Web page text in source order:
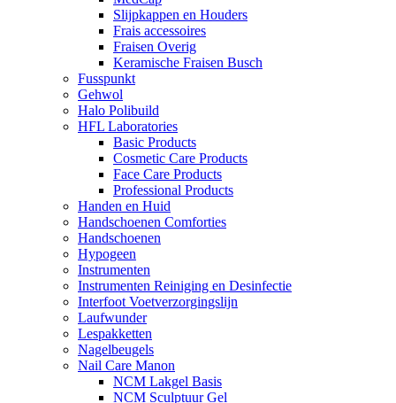
Slijpkappen en Houders
Frais accessoires
Fraisen Overig
Keramische Fraisen Busch
Fusspunkt
Gehwol
Halo Polibuild
HFL Laboratories
Basic Products
Cosmetic Care Products
Face Care Products
Professional Products
Handen en Huid
Handschoenen Comforties
Handschoenen
Hypogeen
Instrumenten
Instrumenten Reiniging en Desinfectie
Interfoot Voetverzorgingslijn
Laufwunder
Lespakketten
Nagelbeugels
Nail Care Manon
NCM Lakgel Basis
NCM Sculptuur Gel